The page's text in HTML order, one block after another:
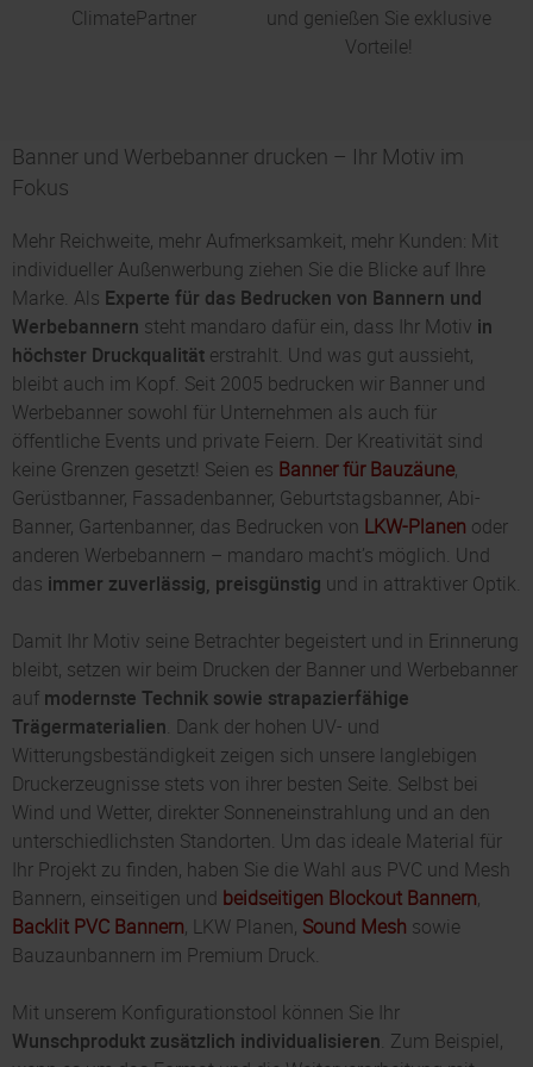
ClimatePartner
und genießen Sie exklusive
Vorteile!
Banner und Werbebanner drucken – Ihr Motiv im
Fokus
Mehr Reichweite, mehr Aufmerksamkeit, mehr Kunden: Mit
individueller Außenwerbung ziehen Sie die Blicke auf Ihre
Marke. Als Experte für das Bedrucken von Bannern und
Werbebannern steht mandaro dafür ein, dass Ihr Motiv in
höchster Druckqualität erstrahlt. Und was gut aussieht,
bleibt auch im Kopf. Seit 2005 bedrucken wir Banner und
Werbebanner sowohl für Unternehmen als auch für
öffentliche Events und private Feiern. Der Kreativität sind
keine Grenzen gesetzt! Seien es Banner für Bauzäune,
Gerüstbanner, Fassadenbanner, Geburtstagsbanner, Abi-
Banner, Gartenbanner, das Bedrucken von LKW-Planen oder
anderen Werbebannern – mandaro macht’s möglich. Und
das immer zuverlässig, preisgünstig und in attraktiver Optik.
Damit Ihr Motiv seine Betrachter begeistert und in Erinnerung
bleibt, setzen wir beim Drucken der Banner und Werbebanner
auf modernste Technik sowie strapazierfähige
Trägermaterialien. Dank der hohen UV- und
Witterungsbeständigkeit zeigen sich unsere langlebigen
Druckerzeugnisse stets von ihrer besten Seite. Selbst bei
Wind und Wetter, direkter Sonneneinstrahlung und an den
unterschiedlichsten Standorten. Um das ideale Material für
Ihr Projekt zu finden, haben Sie die Wahl aus PVC und Mesh
Bannern, einseitigen und beidseitigen Blockout Bannern,
Backlit PVC Bannern, LKW Planen, Sound Mesh sowie
Bauzaunbannern im Premium Druck.
Mit unserem Konfigurationstool können Sie Ihr
Wunschprodukt zusätzlich individualisieren. Zum Beispiel,